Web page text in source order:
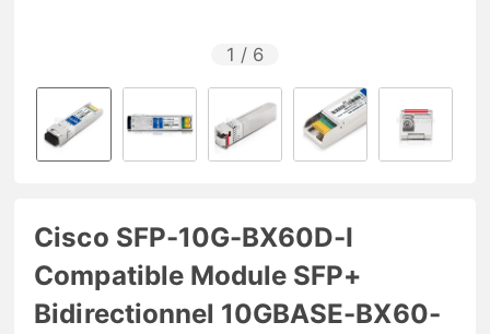
1 / 6
Cisco SFP-10G-BX60D-I
Compatible Module SFP+
Bidirectionnel 10GBASE-BX60-